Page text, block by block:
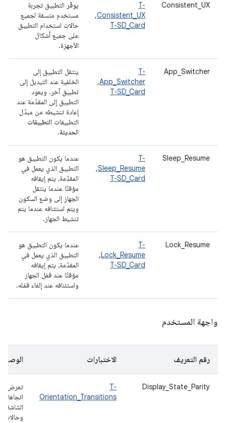
Consistent_UX
T-
Consistent_UX
,
T-SD_Card
يوفّر التطبيق تجربة
مستخدم متسقة لجميع
حالات استخدام التطبيق
على جميع أشكال
الأجهزة.
App_Switcher
T-
App_Switcher
,
T-SD_Card
ينتقل التطبيق إلى
الخلفية عند التبديل إلى
تطبيق آخر. ويعود
التطبيق إلى المقدّمة عند
إعادة تنشيطه من مبدّل
التطبيقات التطبيقات
الحديثة.
Sleep_Resume
T-
Sleep_Resume
,
T-SD_Card
عندما يكون التطبيق هو
التطبيق الذي يعمل في
المقدّمة، يتم إيقافه
مؤقتًا عندما ينتقل
الجهاز إلى وضع السكون
ويتم استئنافه عندما يتم
تنشيط الجهاز.
Lock_Resume
T-
Lock_Resume
,
T-SD_Card
عندما يكون التطبيق هو
التطبيق الذي يعمل في
المقدّمة، يتم إيقافه
مؤقتًا عند قفل الجهاز
واستئنافه عند إلغاء قفله.
واجهة المستخدم
رقم التعريف الاختبارات الوصف
Display_State_Parity
T-
Orientation_Transitions
تعرض
اتجاهات
الشاشة
وحالات